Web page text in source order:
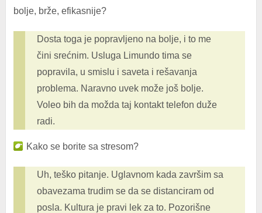
bolje, brže, efikasnije?
Dosta toga je popravljeno na bolje, i to me
čini srećnim. Usluga Limundo tima se
popravila, u smislu i saveta i rešavanja
problema. Naravno uvek može još bolje.
Voleo bih da možda taj kontakt telefon duže
radi.
Kako se borite sa stresom?
Uh, teško pitanje. Uglavnom kada završim sa
obavezama trudim se da se distanciram od
posla. Kultura je pravi lek za to. Pozorišne